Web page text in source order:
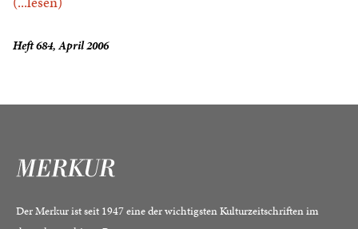
Heft 684, April 2006
Der Merkur ist seit 1947 eine der wichtigsten Kulturzeitschriften im